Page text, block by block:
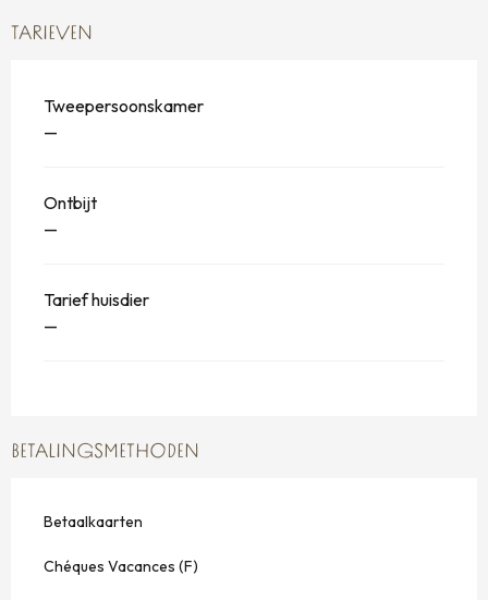
TARIEVEN
Tweepersoonskamer
—
Ontbijt
—
Tarief huisdier
—
BETALINGSMETHODEN
Betaalkaarten
Chéques Vacances (F)